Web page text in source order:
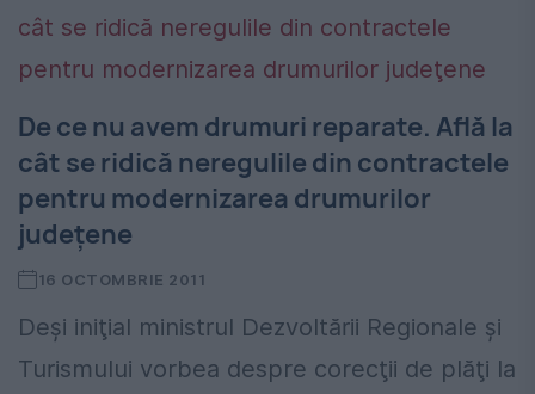
De ce nu avem drumuri reparate. Află la
cât se ridică neregulile din contractele
pentru modernizarea drumurilor
judeţene
16 OCTOMBRIE 2011
Deşi iniţial ministrul Dezvoltării Regionale şi
Turismului vorbea despre corecţii de plăţi la